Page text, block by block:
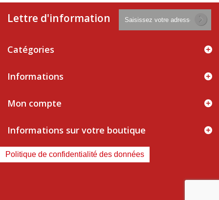
Lettre d'information
Catégories
Informations
Mon compte
Informations sur votre boutique
Politique de confidentialité des données